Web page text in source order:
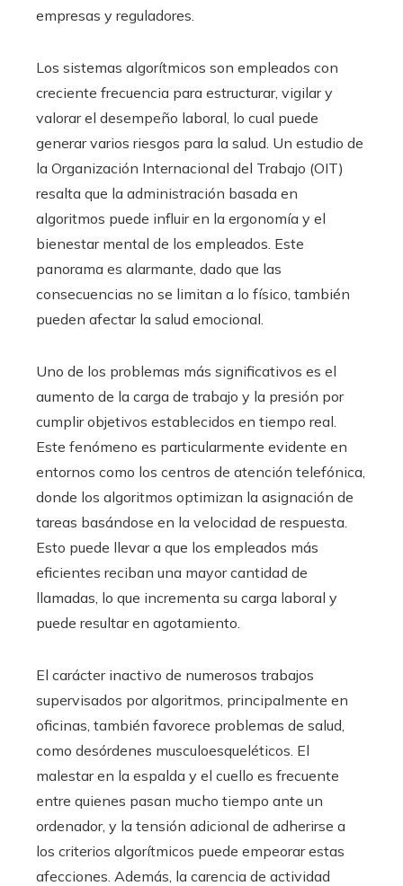
empresas y reguladores.
Los sistemas algorítmicos son empleados con
creciente frecuencia para estructurar, vigilar y
valorar el desempeño laboral, lo cual puede
generar varios riesgos para la salud. Un estudio de
la Organización Internacional del Trabajo (OIT)
resalta que la administración basada en
algoritmos puede influir en la ergonomía y el
bienestar mental de los empleados. Este
panorama es alarmante, dado que las
consecuencias no se limitan a lo físico, también
pueden afectar la salud emocional.
Uno de los problemas más significativos es el
aumento de la carga de trabajo y la presión por
cumplir objetivos establecidos en tiempo real.
Este fenómeno es particularmente evidente en
entornos como los centros de atención telefónica,
donde los algoritmos optimizan la asignación de
tareas basándose en la velocidad de respuesta.
Esto puede llevar a que los empleados más
eficientes reciban una mayor cantidad de
llamadas, lo que incrementa su carga laboral y
puede resultar en agotamiento.
El carácter inactivo de numerosos trabajos
supervisados por algoritmos, principalmente en
oficinas, también favorece problemas de salud,
como desórdenes musculoesqueléticos. El
malestar en la espalda y el cuello es frecuente
entre quienes pasan mucho tiempo ante un
ordenador, y la tensión adicional de adherirse a
los criterios algorítmicos puede empeorar estas
afecciones. Además, la carencia de actividad